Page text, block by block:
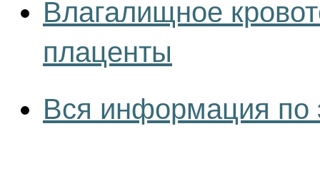
Влагалищное
плаценты
Вся информация по